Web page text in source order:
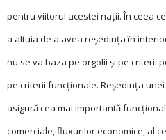
pentru viitorul acestei naţii. În ceea
a altuia de a avea reşedinţa în
nu se va baza pe orgolii şi pe criterii
pe criterii funcţio­nale. Reşedinţa
asigură cea mai importantă
comerciale, fluxurilor economice, al